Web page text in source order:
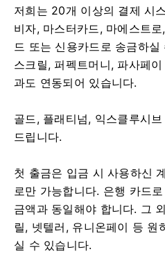
저희는 20개 이상의 결제 시
비자, 마스터카드, 마에스트
드 또는 신용카드로 송금하
스크릴, 퍼펙트머니, 파사페
과도 연동되어 있습니다.
골드, 플래티넘, 익스클루시
드립니다.
첫 출금은 입금 시 사용하신
로만 가능합니다. 은행 카드
금액과 동일해야 합니다. 그
릴, 넷텔러, 유니온페이 등 원
실 수 있습니다.